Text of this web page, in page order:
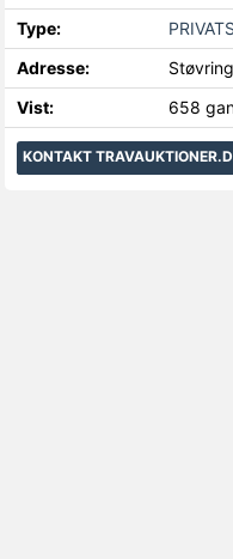
Type:
Adresse:
Vist:
658
KONTAKT